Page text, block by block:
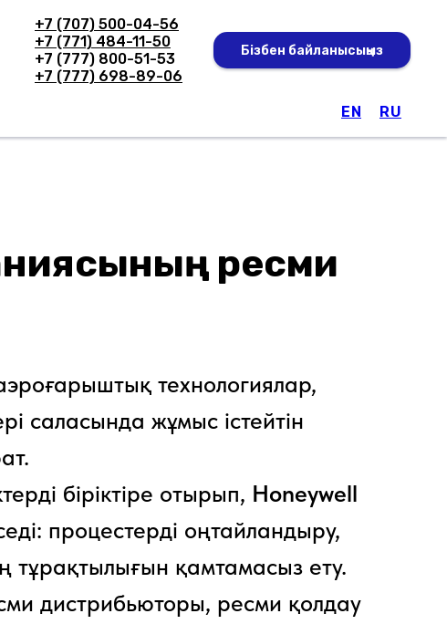
+7 (707) 500-04-56
+7 (771) 484-11-50
+7 (777) 800-51-53
+7 (777) 698-89-06
Бізбен байланысыңыз
EN RU
ресми
технологиялар,
саласында жұмыс істейтін
біріктіре отырып, Honeywell
процестерді оңтайландыру,
тұрақтылығын қамтамасыз ету.
дистрибьюторы, ресми қолдау